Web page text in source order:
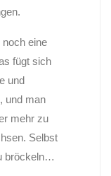
eine
fügt sich
und
und man
mehr zu
Selbst
bröckeln…